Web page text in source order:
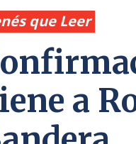
que Leer
a